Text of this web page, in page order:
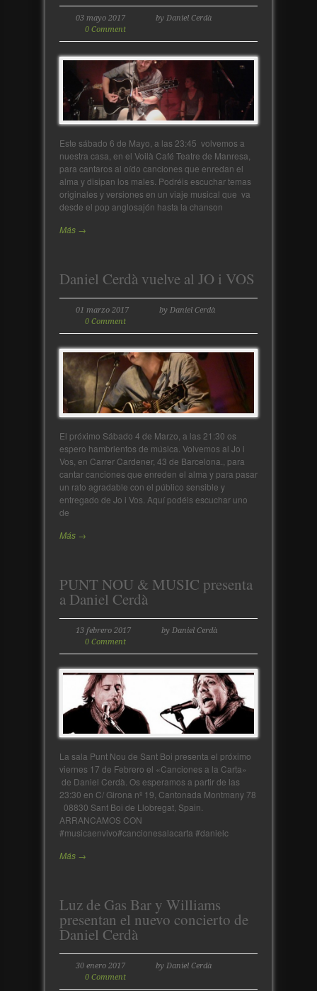
03 mayo 2017
by Daniel Cerdà
0 Comment
Este sábado 6 de Mayo, a las 23:45 volvemos a
nuestra casa, en el Voilà Café Teatre de Manresa,
para cantaros al oído canciones que enredan el
alma y disipan los males. Podréis escuchar temas
originales y versiones en un viaje musical que va
desde el pop anglosajón hasta la chanson
Más →
Daniel Cerdà vuelve al JO i VOS
01 marzo 2017
by Daniel Cerdà
0 Comment
El próximo Sábado 4 de Marzo, a las 21:30 os
espero hambrientos de música. Volvemos al Jo i
Vos, en Carrer Cardener, 43 de Barcelona., para
cantar canciones que enreden el alma y para pasar
un rato agradable con el público sensible y
entregado de Jo i Vos. Aquí podéis escuchar uno
de
Más →
PUNT NOU & MUSIC presenta
a Daniel Cerdà
13 febrero 2017
by Daniel Cerdà
0 Comment
La sala Punt Nou de Sant Boi presenta el próximo
viernes 17 de Febrero el «Canciones a la Carta»
de Daniel Cerdà. Os esperamos a partir de las
23:30 en C/ Girona nº 19, Cantonada Montmany 78
08830 Sant Boi de Llobregat, Spain.
ARRANCAMOS CON
#musicaenvivo#cancionesalacarta #danielc
Más →
Luz de Gas Bar y Williams
presentan el nuevo concierto de
Daniel Cerdà
30 enero 2017
by Daniel Cerdà
0 Comment